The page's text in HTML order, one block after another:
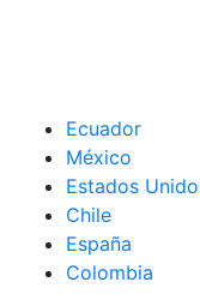
Ecuador
México
Estados
Chile
España
Colombia